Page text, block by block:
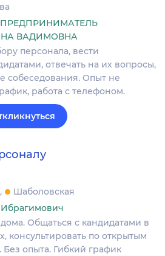
ВАДИМОВНА
персонала, вести
отвечать на их вопросы,
собеседования. Опыт не
работа с телефоном.
Шаболовская
Общаться с кандидатами в
консультировать по открытым
опыта. Гибкий график